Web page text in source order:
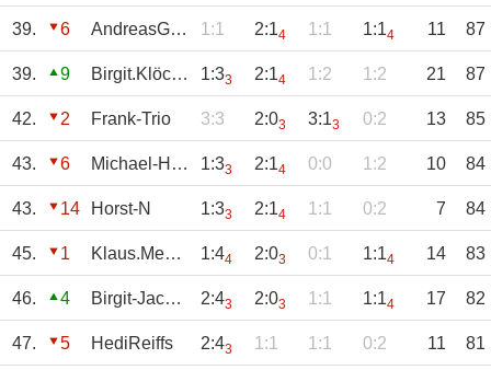
39. 6 AndreasGeuer 1:1 2:14 1:1 1:14 11 87
39. 9 Birgit.Klöckner 1:33 2:14 1:2 1:2 21 87
42. 2 Frank-Trio 3:3 2:03 3:13 0:2 13 85
43. 6 Michael-Hermann 1:33 2:14 0:0 1:2 10 84
43. 14 Horst-N 1:33 2:14 1:1 0:2 7 84
45. 1 Klaus.Meesters 1:44 2:03 0:1 1:14 14 83
46. 4 Birgit-Jacobs 2:43 2:03 1:1 1:14 17 82
47. 5 HediReiffs 2:43 1:1 1:1 0:2 11 81